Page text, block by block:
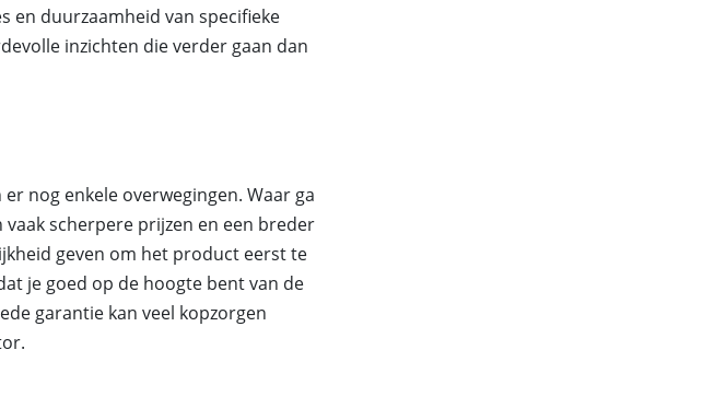
en duurzaamheid van specifieke
inzichten die verder gaan dan
nog enkele overwegingen. Waar ga
scherpere prijzen en een breder
geven om het product eerst te
je goed op de hoogte bent van de
garantie kan veel kopzorgen